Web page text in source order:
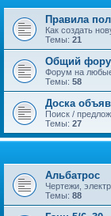
Правила
Как создать
Темы: 21
Общий
Форум на
Темы: 58
Доска
Поиск /
Темы: 27
Альбатрос
Чертежи,
Темы: 88